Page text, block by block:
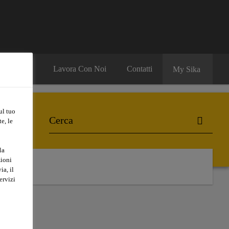
Lavora Con Noi Contatti My Sika
tuo
le
il